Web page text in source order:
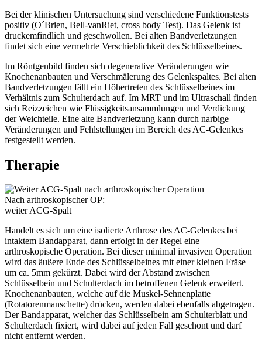
Bei der klinischen Untersuchung sind verschiedene Funktionstests
positiv (O´Brien, Bell-vanRiet, cross body Test). Das Gelenk ist
druckemfindlich und geschwollen. Bei alten Bandverletzungen
findet sich eine vermehrte Verschieblichkeit des Schlüsselbeines.
Im Röntgenbild finden sich degenerative Veränderungen wie
Knochenanbauten und Verschmälerung des Gelenkspaltes. Bei alten
Bandverletzungen fällt ein Höhertreten des Schlüsselbeines im
Verhältnis zum Schulterdach auf. Im MRT und im Ultraschall finden
sich Reizzeichen wie Flüssigkeitsansammlungen und Verdickung
der Weichteile. Eine alte Bandverletzung kann durch narbige
Veränderungen und Fehlstellungen im Bereich des AC-Gelenkes
festgestellt werden.
Therapie
Nach arthroskopischer OP:
weiter ACG-Spalt
Handelt es sich um eine isolierte Arthrose des AC-Gelenkes bei
intaktem Bandapparat, dann erfolgt in der Regel eine
arthroskopische Operation. Bei dieser minimal invasiven Operation
wird das äußere Ende des Schlüsselbeines mit einer kleinen Fräse
um ca. 5mm gekürzt. Dabei wird der Abstand zwischen
Schlüsselbein und Schulterdach im betroffenen Gelenk erweitert.
Knochenanbauten, welche auf die Muskel-Sehnenplatte
(Rotatorenmanschette) drücken, werden dabei ebenfalls abgetragen.
Der Bandapparat, welcher das Schlüsselbein am Schulterblatt und
Schulterdach fixiert, wird dabei auf jeden Fall geschont und darf
nicht entfernt werden.